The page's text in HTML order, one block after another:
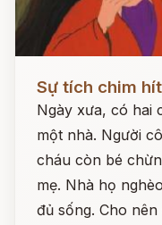
Sự tích chim
Ngày xưa, có hai
một nhà. Người
cháu còn bé
mẹ. Nhà họ
đủ sống. Cho